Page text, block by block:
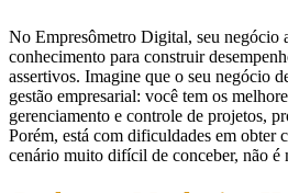
No Empresômetro Digital, seu negócio
conhecimento para construir
assertivos. Imagine que o seu negócio
gestão empresarial: você tem os
gerenciamento e controle de projetos,
Porém, está com dificuldades em obter
cenário muito difícil de conceber, não